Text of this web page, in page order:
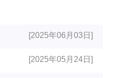
[2025年06月03日]
[2025年05月24日]